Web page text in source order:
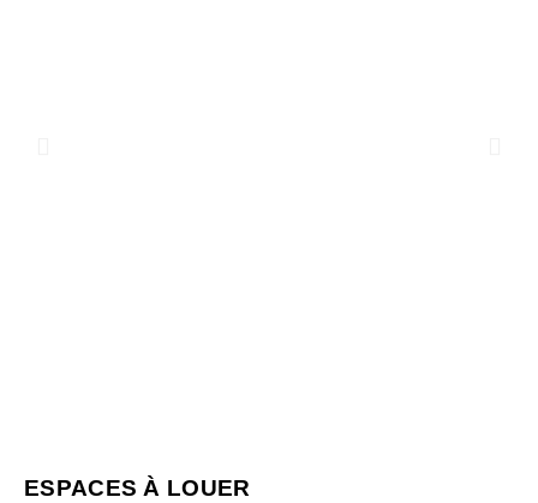
ESPACES À LOUER